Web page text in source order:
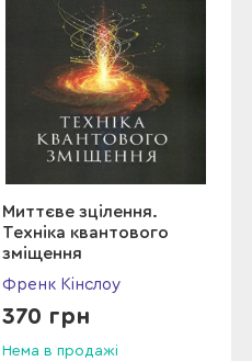
Миттєве зцілення.
Техніка квантового
зміщення
Френк Кінслоу
370 грн
Нема в продажі